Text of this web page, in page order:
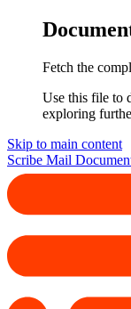
Fetch the
Use this file to
exploring
Skip to main content
Scribe Mail